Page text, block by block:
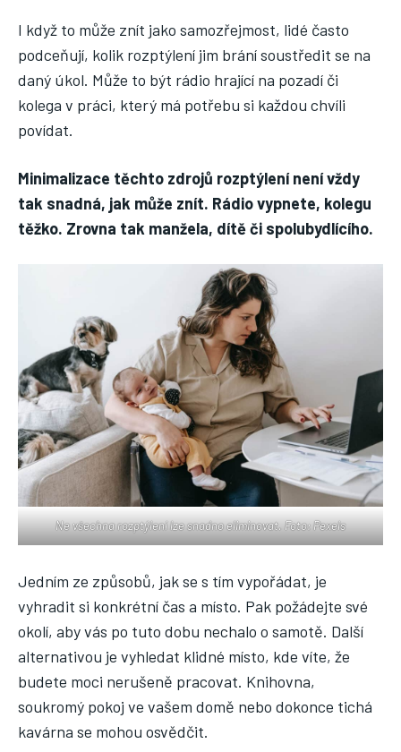
I když to může znít jako samozřejmost, lidé často
podceňují, kolik rozptýlení jim brání soustředit se na
daný úkol. Může to být rádio hrající na pozadí či
kolega v práci, který má potřebu si každou chvíli
povídat.
Minimalizace těchto zdrojů rozptýlení není vždy
tak snadná, jak může znít. Rádio vypnete, kolegu
těžko. Zrovna tak manžela, dítě či spolubydlícího.
Ne všechna rozptýlení lze snadno eliminovat. Foto: Pexels
Jedním ze způsobů, jak se s tím vypořádat, je
vyhradit si konkrétní čas a místo. Pak požádejte své
okolí, aby vás po tuto dobu nechalo o samotě. Další
alternativou je vyhledat klidné místo, kde víte, že
budete moci nerušeně pracovat. Knihovna,
soukromý pokoj ve vašem domě nebo dokonce tichá
kavárna se mohou osvědčit.